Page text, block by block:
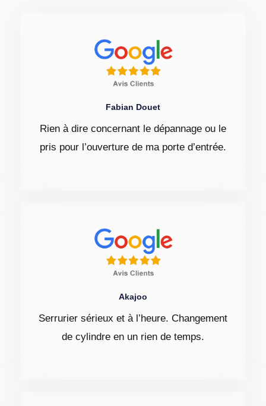
Fabian Douet
Rien à dire concernant le dépannage ou le
pris pour l’ouverture de ma porte d’entrée.
Akajoo
Serrurier sérieux et à l’heure. Changement
de cylindre en un rien de temps.